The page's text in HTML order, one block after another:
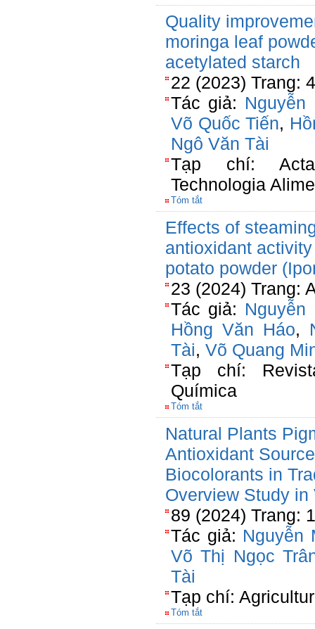
Quality
moringa leaf
acetylated starch
22 (2023) Trang:
Tác giả: Nguyễn
Võ Quốc Tiến,
Ngô Văn Tài
Tạp chí: Acta
Technologia
Tóm tắt
Effects of
antioxidant
potato powder
23 (2024) Trang:
Tác giả: Nguyễn
Hồng Văn Háo,
Tài, Võ Quang
Tạp chí:
Química
Tóm tắt
Natural Plants
Antioxidant
Biocolorants in
Overview Study in
89 (2024) Trang:
Tác giả: Nguyễn
Võ Thị Ngọc
Tài
Tạp chí:
Tóm tắt